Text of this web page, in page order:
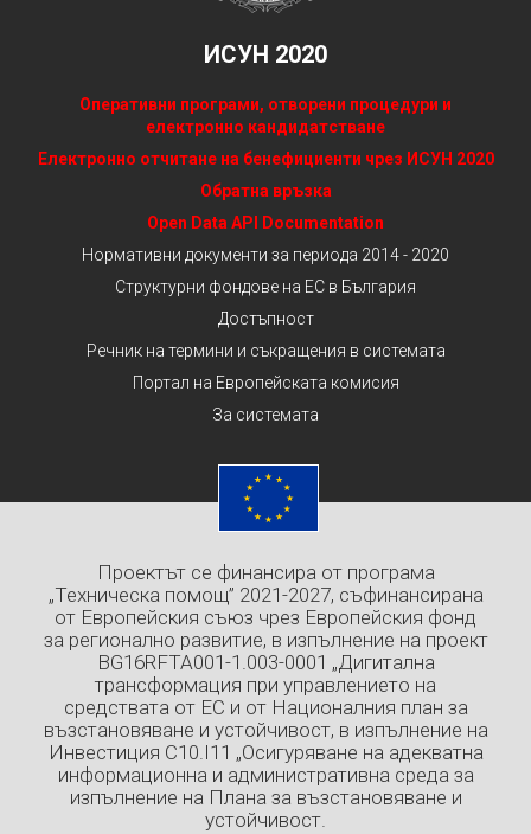
ИСУН 2020
Оперативни програми, отворени процедури и
електронно кандидатстване
Електронно отчитане на бенефициенти чрез ИСУН 2020
Обратна връзка
Open Data API Documentation
Нормативни документи за периода 2014 - 2020
Структурни фондове на ЕС в България
Достъпност
Речник на термини и съкращения в системата
Портал на Европейската комисия
За системата
Проектът се финансира от програма
„Техническа помощ” 2021-2027, съфинансирана
от Европейския съюз чрез Европейския фонд
за регионално развитие, в изпълнение на проект
BG16RFTA001-1.003-0001 „Дигитална
трансформация при управлението на
средствата от ЕС и от Националния план за
възстановяване и устойчивост, в изпълнение на
Инвестиция C10.I11 „Осигуряване на адекватна
информационна и административна среда за
изпълнение на Плана за възстановяване и
устойчивост.